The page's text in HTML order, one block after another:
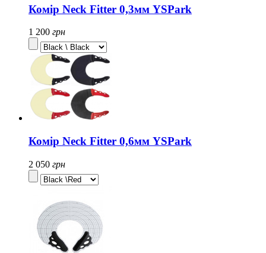
Комір Neck Fitter 0,3мм YSPark
1 200 грн
Комір Neck Fitter 0,6мм YSPark
2 050 грн